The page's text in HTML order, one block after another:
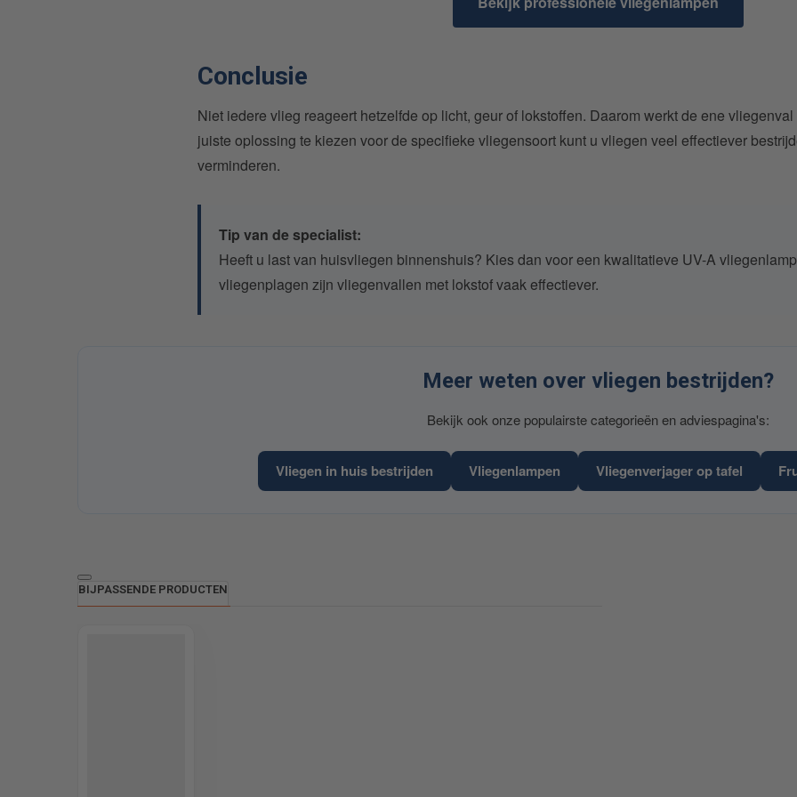
Conclusie
Niet iedere vlieg reageert hetzelfde op licht, geur of lokstoffen. Daarom werkt de ene
juiste oplossing te kiezen voor de specifieke vliegensoort kunt u vliegen veel effectiever
verminderen.
Tip van de specialist:
Heeft u last van huisvliegen binnenshuis? Kies dan voor een kwalitatieve UV-A
vliegenplagen zijn vliegenvallen met lokstof vaak effectiever.
Meer weten over vliegen bestrijden?
Bekijk ook onze populairste categorieën en adviespagina's:
Vliegen in huis bestrijden Vliegenlampen Vliegenverjager op tafel
BIJPASSENDE PRODUCTEN